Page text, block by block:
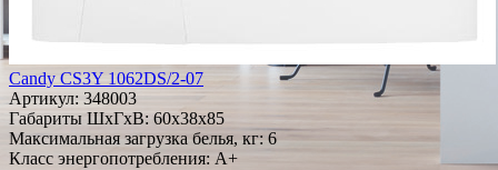
Candy CS3Y 1062DS/2-07
Артикул: 348003
Габариты ШxГxВ: 60x38x85
Максимальная загрузка белья, кг: 6
Класс энергопотребления: A+